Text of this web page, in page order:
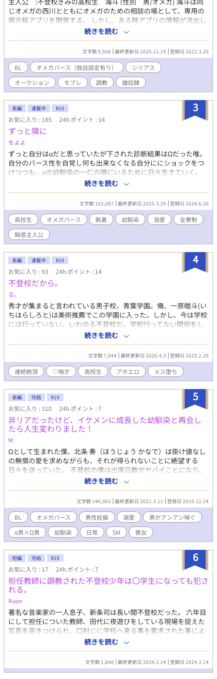
じオメガの西川とともにオメガのための相談の場として、専用の
掲示板アプリを開発する。 しかし、ある時アプリの情報が流出し
てしまい、参加していたオメガたちが次々に失踪していく。 どう
やらオメガたちは組織的にさらわれているようだ。 通称”オメガ
狩り”の魔の手が海斗にも迫ってきて…。 オメガバースなのに、カ
ップリング要素は薄め。 モブ×が多くなります。 お気をつけくだ
さい。
続きを読む
文字数 9,568 最終更新日 2025.11.19 登録日 2022.3.26
BL オメガバース（独自設定有り）
シリアス
オークション
モブレ 調教 雌奴隷
3
長編 連載中 R18
お気に入り : 185 24h.ポイント : 14
ずっと隣に
をよよ
ずっと自分はαだと思っていたが下された診断結果はΩだった唯。
自分のバース性を自覚し何も出来なくなる自分ににショックをつ
けつつも、αの幼馴染の一仁の隣にいるために日々生きていく。
そんな唯は中学で同級生からのレイプ未遂を受け不登校になり、α
恐怖症になる。 しかし、そんな唯も勇気を出し一仁と一緒に高校
に通い始め、たくさんの人に出会い自分も頑張ってみようと前向
きになる。全てはずっと一仁と一緒にいるために。 溺愛執着α×
超鈍感ポンコツΩ ずっと親友でいたい、決して恋愛感情にならな
い鈍感でポンコツなΩと、そんな受けに振り回される執着つよつ
よで仄暗いスパダリαの学園ラブコメオメガバースです。 主人公
受け視点 本編はハッピーエンドですがifルートでメリバを追加す
る予定です。
続きを読む
文字数 102,067 最終更新日 2025.3.29 登録日 2024.6.26
高校生 オメガバース 執着 幼馴染 溺愛
全寮制
鈍感主人公
4
長編 連載中 R18
お気に入り : 93 24h.ポイント : 14
不登校だから。
る。
秀才が集まると言われている男子校、青葉学園。俺、一原皚斗(い
ちはらしろと)は美術推薦でこの学園に入った。しかし、今は学校
には行っていない。いわゆる不登校だ。学校行ってない間何をし
てるかって？それはセックス。こんな俺がおりなすアホエロを見
届けてくれよな？((
続きを読む
文字数 7,944 最終更新日 2020.4.3 登録日 2020.2.26
連続絶頂 ♡喘ぎ 高校生 アホエロ メス堕ち
5
長編 完結 R18
お気に入り : 310 24h.ポイント : 7
非リアだったけど、イケメンに成長した幼馴染と再会し
たら人生変わりました！
M
Ωとして生まれた僕、北条 奏（ほうじょう かなで）は掛け値なし
の無償の愛を求めながらも、それが得られないことに絶望する
日々を送っていた。 不登校の僕は出席日数がヤバイことになり、
仕方なく学校へ登校する途中、DQNグループに絡まれ、レイプさ
れそうになったところを幼馴染の親友、白川（しらかわ） エレン
に救われる。 昔とは見た目も雰囲気もイケメンに成長したエレン
くんとの関係は親友の一線を越え、激しい官能の世界へと僕を導
いていくのだった――。 ※オメガバースという性別設定を使用し
ています。α男×Ω男、SM、男がアンアン喘ぐ、男性妊娠などの各
種特殊性癖要素を含みます。ムーンライトノベルズにも同作を公
開中。
続きを読む
文字数 146,363 最終更新日 2021.3.11 登録日 2019.12.24
BL オメガバース 男性妊娠 溺愛
男がアンアン喘ぐ
α男×Ω男
幼馴染 日常 SM 喪女
6
短編 完結 R18
お気に入り : 17 24h.ポイント : 7
担任教師に調教された不登校少年は〇学生になっても犯さ
れる。
Ruon
著名な音楽家の一人息子、新条司は長い間不登校だった。 六年目
にして担任についた教師、田代に夜遊びをしている現場を捉えた
写真を突きつけられ、口封じに学校へ来る事を要求された事によ
り、登校するようになった。 学校でも、外でも、休みの日でも担
任の田代に犯される毎日。ついにその関係も卒業式に近付き終わ
りを迎えた。 だが卒業後、○学生になった司は相変わらず不登校
になったがあの日々を身体は忘れきれず、七ヶ月目にして遂に登
続きを読む
文字数 1,848 最終更新日 2024.3.14 登録日 2024.3.14